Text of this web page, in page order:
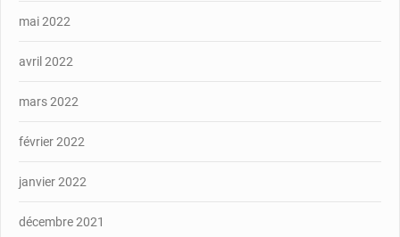
mai 2022
avril 2022
mars 2022
février 2022
janvier 2022
décembre 2021